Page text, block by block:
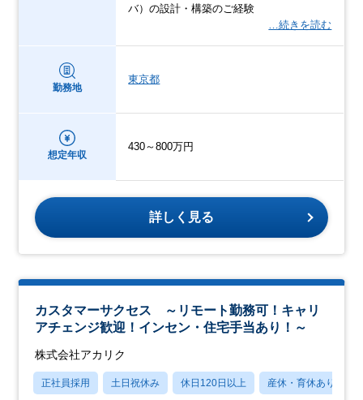
バ）の設計・構築のご経験
…続きを読む
勤務地
東京都
想定年収
430～800万円
詳しく見る
カスタマーサクセス ～リモート勤務可！キャリ
アチェンジ歓迎！インセン・住宅手当あり！～
株式会社アカリク
正社員採用 土日祝休み 休日120日以上 産休・育休あり